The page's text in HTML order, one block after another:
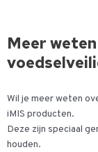
Meer
Wil je meer weten
iMIS producten.
Deze zijn speciaal
houden.